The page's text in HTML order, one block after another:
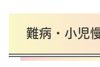
難病・小児